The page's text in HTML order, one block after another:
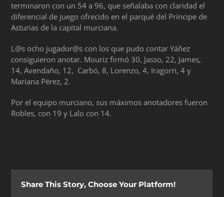
terminaron con un 54 a 96, que señalaba con claridad el
diferencial de juego ofrecido en el parqué del Príncipe de
Asturias de la capital murciana.
L@s ocho jugador@s con los que pudo contar Yáñez
consiguieron anotar. Mouriz firmó 30, Jasso, 22, James,
14, Avendaño, 12, Carbó, 8, Lorenzo, 4, Iragorri, 4 y
Mariana Pérez, 2.
Por el equipo murciano, sus máximos anotadores fueron
Robles, con 19 y Lalo con 14.
Share This Story, Choose Your Platform!